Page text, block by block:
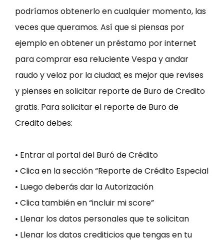
podríamos obtenerlo en cualquier momento, las
veces que queramos. Así que si piensas por
ejemplo en obtener un préstamo por internet
para comprar esa reluciente Vespa y andar
raudo y veloz por la ciudad; es mejor que revises
y pienses en solicitar reporte de Buro de Credito
gratis. Para solicitar el reporte de Buro de
Credito debes:
• Entrar al portal del Buró de Crédito
• Clica en la sección “Reporte de Crédito Especial
• Luego deberás dar la Autorización
• Clica también en “incluir mi score”
• Llenar los datos personales que te solicitan
• Llenar los datos crediticios que tengas en tu